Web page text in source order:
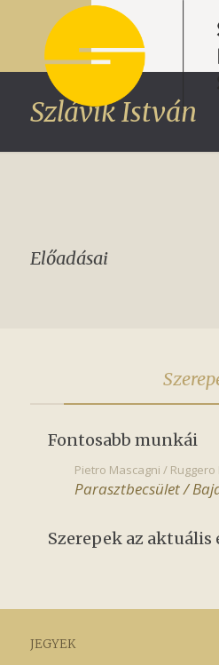
Szlávik István
Előadásai
Fontosabb munkái
Pietro Mascagni / Ruggero
Parasztbecsület /
Szerepek az aktuális
JEGYEK